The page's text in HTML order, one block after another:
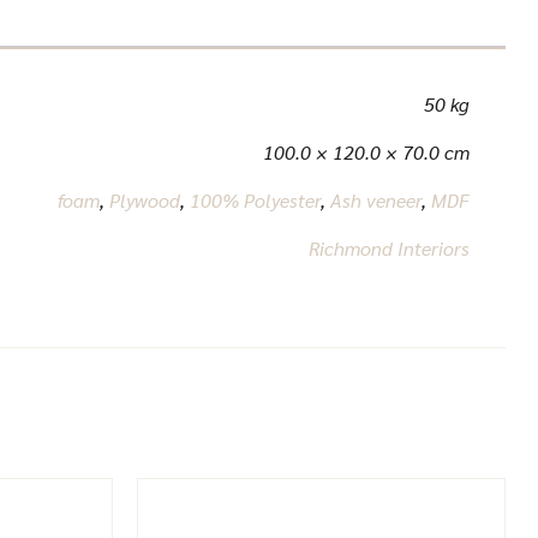
50 kg
100.0 × 120.0 × 70.0 cm
foam, Plywood, 100% Polyester, Ash veneer, MDF
Richmond Interiors